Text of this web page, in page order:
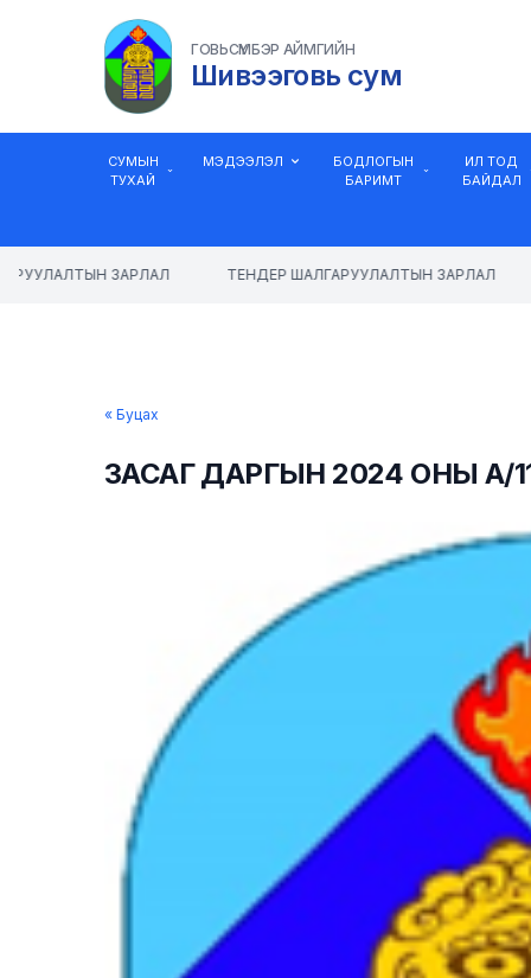
ГОВЬСҮМБЭР АЙМГИЙН
Шивээговь сум
СУМЫН
ТУХАЙ
МЭДЭЭЛЭЛ
БОДЛОГЫН
БАРИМТ
ИЛ ТОД
БАЙДАЛ
ЗАРЛАЛ ТЕНДЕР ШАЛГАРУУЛАЛТЫН ЗАРЛАЛ
« Буцах
ЗАСАГ ДАРГЫН 2024 ОНЫ А/